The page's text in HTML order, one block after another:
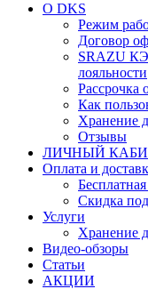
О DKS
Режим
Договор
SRAZU
лояльности
Рассрочка
Как
Хранение
Отзывы
ЛИЧНЫЙ
Оплата и
Скидка
Услуги
Хранение
Видео-обзоры
Статьи
АКЦИИ